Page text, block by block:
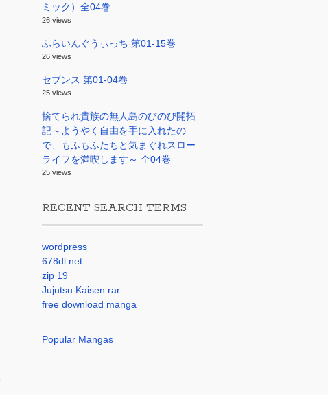
ミック）全04巻
26 views
ふらいんぐうぃっち 第01-15巻
26 views
セブンス 第01-04巻
25 views
捨てられ貴族の無人島のびのび開拓
記～ようやく自由を手に入れたの
で、もふもふたちと気まぐれスロー
ライフを満喫します～ 全04巻
25 views
RECENT SEARCH TERMS
wordpress
678dl net
zip 19
Jujutsu Kaisen rar
free download manga
Popular Mangas